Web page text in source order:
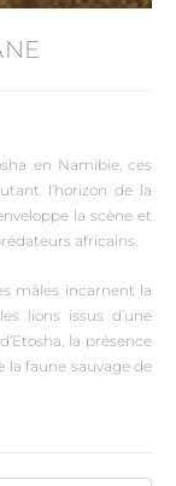
en Namibie, ces
l’horizon de la
la scène et
africains.
mâles incarnent la
lions issus d’une
la présence
la faune sauvage de